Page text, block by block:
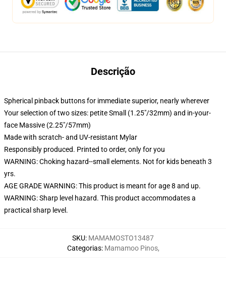
Descrição
Spherical pinback buttons for immediate superior, nearly wherever
Your selection of two sizes: petite Small (1.25"/32mm) and in-your-
face Massive (2.25"/57mm)
Made with scratch- and UV-resistant Mylar
Responsibly produced. Printed to order, only for you
WARNING: Choking hazard--small elements. Not for kids beneath 3
yrs.
AGE GRADE WARNING: This product is meant for age 8 and up.
WARNING: Sharp level hazard. This product accommodates a
practical sharp level.
SKU: MAMAMOSTO13487
Categorias: Mamamoo Pinos,